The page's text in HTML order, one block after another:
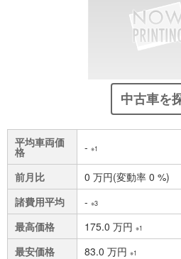
中古車を
平均車両価
格 - ※1
前月比
0 万円(変動率 0 %)
諸費用平均
- ※3
最高価格 175.0 万円 ※1
最安価格 83.0 万円 ※1